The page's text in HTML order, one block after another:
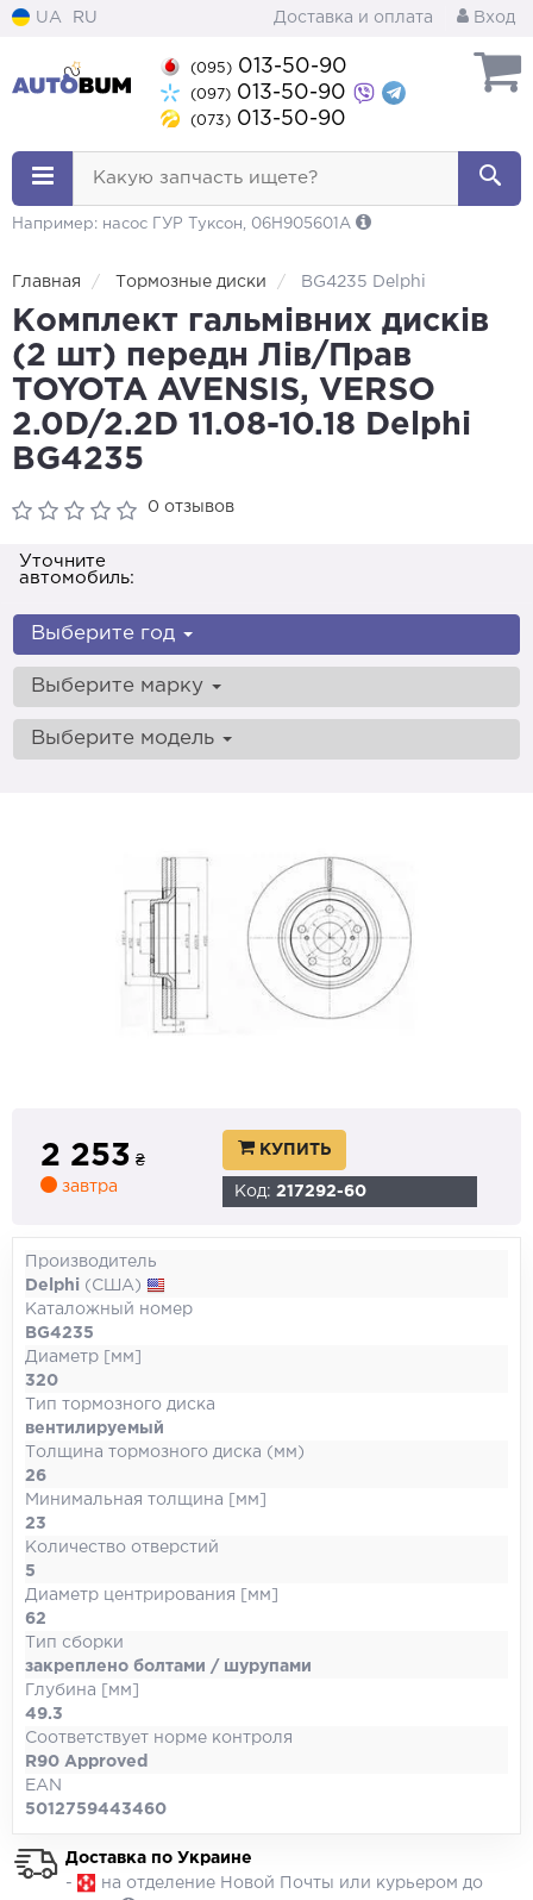
UA RU Доставка и оплата Вход
(095) 013-50-90
(097) 013-50-90
(073) 013-50-90
Какую запчасть ищете?
Например: насос ГУР Туксон, 06H905601A
Главная Тормозные диски BG4235 Delphi
Комплект гальмівних дисків
(2 шт) передн Лів/Прав
TOYOTA AVENSIS, VERSO
2.0D/2.2D 11.08-10.18 Delphi
BG4235
0 отзывов
Уточните
автомобиль:
Выберите год
Выберите марку
Выберите модель
2 253 ₴
завтра
КУПИТЬ
Код: 217292-60
Производитель
Delphi (США)
Каталожный номер
BG4235
Диаметр [мм]
320
Тип тормозного диска
вентилируемый
Толщина тормозного диска (мм)
26
Минимальная толщина [мм]
23
Количество отверстий
5
Диаметр центрирования [мм]
62
Тип сборки
закреплено болтами / шурупами
Глубина [мм]
49.3
Соответствует норме контроля
R90 Approved
EAN
5012759443460
Доставка по Украине
-
на отделение Новой Почты или курьером до